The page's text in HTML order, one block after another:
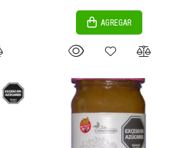
AGREGAR